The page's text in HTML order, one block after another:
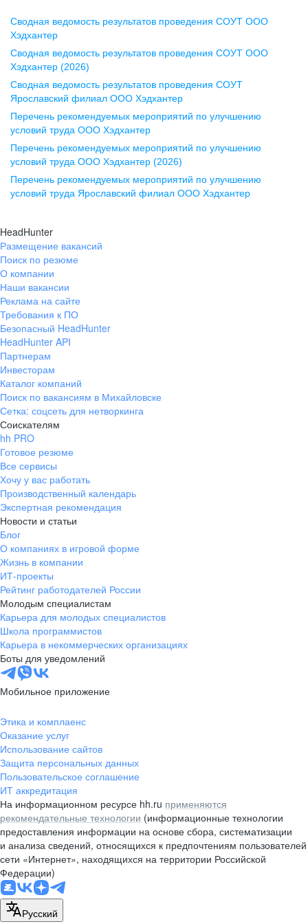
Воронеж
ул. Комиссаржевской, д. 10,
офис 1212
+7 473 280-05-05
pr@vrn.hh.ru
ул. Спартаковская, д. 2А, этаж 3,
помещение 15
+7 843 212-12-50
Екатеринбург
ул. Боевых Дружин, стр. 20,
+7 343 226-79-99
pr@ural.hh.ru
ул. Янковского, д. 169, 7 этаж,
706 каб.
+7 861 205-55-57
pr@krd.hh.ru
Владивосток
пер. Ланинский д. 4, офис 3.4
+7 423 202-33-28
pr@dv.hh.ru
Новосибирск
ул. Большевистская, д. 35,
помещение 21
+7 383 207-94-64
pr@nsk.hh.ru
Минск
пр-т Дзержинского, д. 57,
10 этаж, помещение 45-1
pr@rabota.by
Алматы
пр. Абая, д. 151, БЦ Алатау,
12 этаж, офис 1209
+7 727 232-13-13
pr@headhunter.com.kz
Сводная ведомость результатов проведения СОУТ ООО
Хэдхантер
Сводная ведомость результатов проведения СОУТ ООО
Хэдхантер (2026)
Сводная ведомость результатов проведения СОУТ
Ярославский филиал ООО Хэдхантер
Перечень рекомендуемых мероприятий по улучшению
условий труда ООО Хэдхантер
Перечень рекомендуемых мероприятий по улучшению
условий труда ООО Хэдхантер (2026)
Перечень рекомендуемых мероприятий по улучшению
условий труда Ярославский филиал ООО Хэдхантер
HeadHunter
Размещение вакансий
Поиск по резюме
О компании
Наши вакансии
Реклама на сайте
Требования к ПО
Безопасный HeadHunter
HeadHunter API
Партнерам
Инвесторам
Каталог компаний
Поиск по вакансиям в Михайловске
Сетка: соцсеть для нетворкинга
Соискателям
hh PRO
Готовое резюме
Все сервисы
Хочу у вас работать
Производственный календарь
Экспертная рекомендация
Новости и статьи
Блог
О компаниях в игровой форме
Жизнь в компании
ИТ-проекты
Рейтинг работодателей России
Молодым специалистам
Карьера для молодых специалистов
Школа программистов
Карьера в некоммерческих организациях
Боты для уведомлений
Мобильное приложение
Этика и комплаенс
Оказание услуг
Использование сайтов
Защита персональных данных
Пользовательское соглашение
ИТ аккредитация
На информационном ресурсе hh.ru применяются
рекомендательные технологии (информационные технологии
предоставления информации на основе сбора, систематизации
и анализа сведений, относящихся к предпочтениям пользователей
сети «Интернет», находящихся на территории Российской
Федерации)
Русский